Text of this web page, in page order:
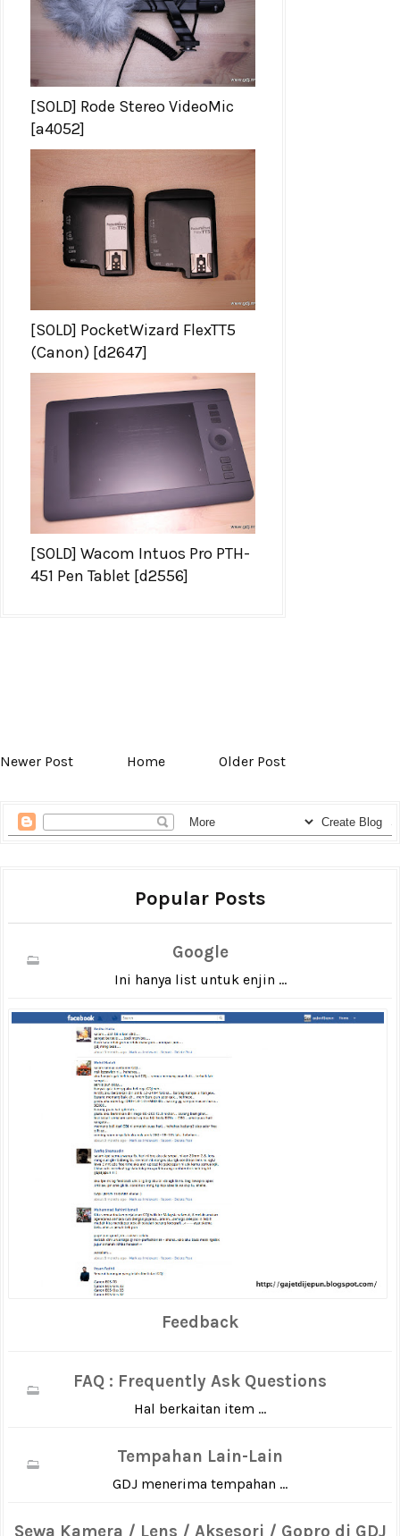
[SOLD] Rode Stereo VideoMic
[a4052]
[SOLD] PocketWizard FlexTT5
(Canon) [d2647]
[SOLD] Wacom Intuos Pro PTH-
451 Pen Tablet [d2556]
Newer Post Home Older Post
Popular Posts
Google
Ini hanya list untuk enjin ...
Feedback
FAQ : Frequently Ask Questions
Hal berkaitan item ...
Tempahan Lain-Lain
GDJ menerima tempahan ...
Sewa Kamera / Lens / Aksesori / Gopro di GDJ